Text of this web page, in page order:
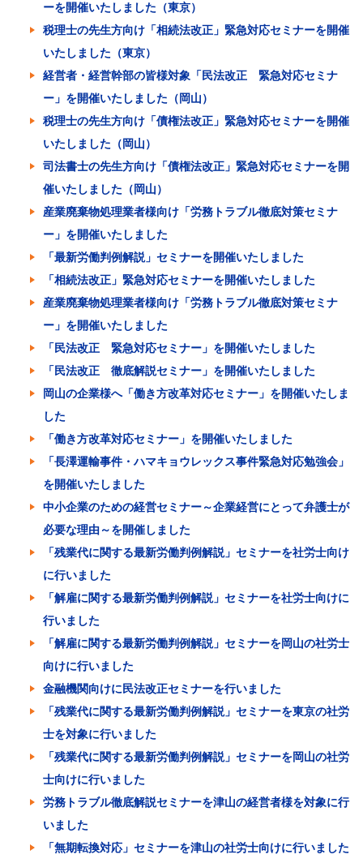
ーを開催いたしました（東京）
税理士の先生方向け「相続法改正」緊急対応セミナーを開催
いたしました（東京）
経営者・経営幹部の皆様対象「民法改正 緊急対応セミナ
ー」を開催いたしました（岡山）
税理士の先生方向け「債権法改正」緊急対応セミナーを開催
いたしました（岡山）
司法書士の先生方向け「債権法改正」緊急対応セミナーを開
催いたしました（岡山）
産業廃棄物処理業者様向け「労務トラブル徹底対策セミナ
ー」を開催いたしました
「最新労働判例解説」セミナーを開催いたしました
「相続法改正」緊急対応セミナーを開催いたしました
産業廃棄物処理業者様向け「労務トラブル徹底対策セミナ
ー」を開催いたしました
「民法改正 緊急対応セミナー」を開催いたしました
「民法改正 徹底解説セミナー」を開催いたしました
岡山の企業様へ「働き方改革対応セミナー」を開催いたしま
した
「働き方改革対応セミナー」を開催いたしました
「長澤運輸事件・ハマキョウレックス事件緊急対応勉強会」
を開催いたしました
中小企業のための経営セミナー～企業経営にとって弁護士が
必要な理由～を開催しました
「残業代に関する最新労働判例解説」セミナーを社労士向け
に行いました
「解雇に関する最新労働判例解説」セミナーを社労士向けに
行いました
「解雇に関する最新労働判例解説」セミナーを岡山の社労士
向けに行いました
金融機関向けに民法改正セミナーを行いました
「残業代に関する最新労働判例解説」セミナーを東京の社労
士を対象に行いました
「残業代に関する最新労働判例解説」セミナーを岡山の社労
士向けに行いました
労務トラブル徹底解説セミナーを津山の経営者様を対象に行
いました
「無期転換対応」セミナーを津山の社労士向けに行いました